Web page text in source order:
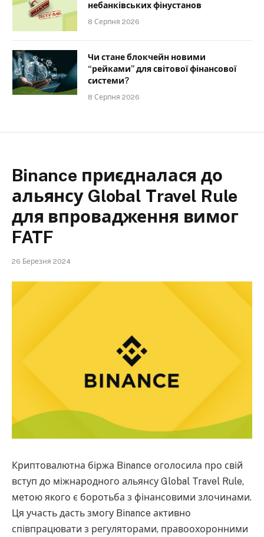
небанківських фінустанов
8 Серпня 2026
Чи стане блокчейн новими
“рейками” для світової фінансової
системи?
8 Серпня 2026
Binance приєдналася до
альянсу Global Travel Rule
для впровадження вимог
FATF
26 Березня 2024
Криптовалютна біржа Binance оголосила про свій
вступ до міжнародного альянсу Global Travel Rule,
метою якого є боротьба з фінансовими злочинами.
Ця участь дасть змогу Binance активно
співпрацювати з регуляторами, правоохоронними